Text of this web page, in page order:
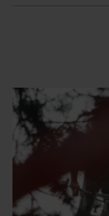
Furious
CUP
Facundo
Santana36.jpg
Grandvalira